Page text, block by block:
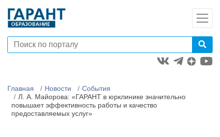
Главная Новости
События
Л. А. Майорова: «ГАРАНТ в юрклинике значительно
повышает эффективность работы и качество
предоставляемых услуг»